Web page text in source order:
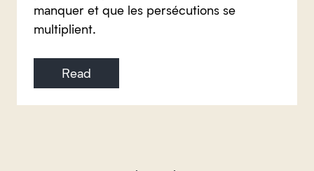
manquer et que les persécutions se
multiplient.
Read